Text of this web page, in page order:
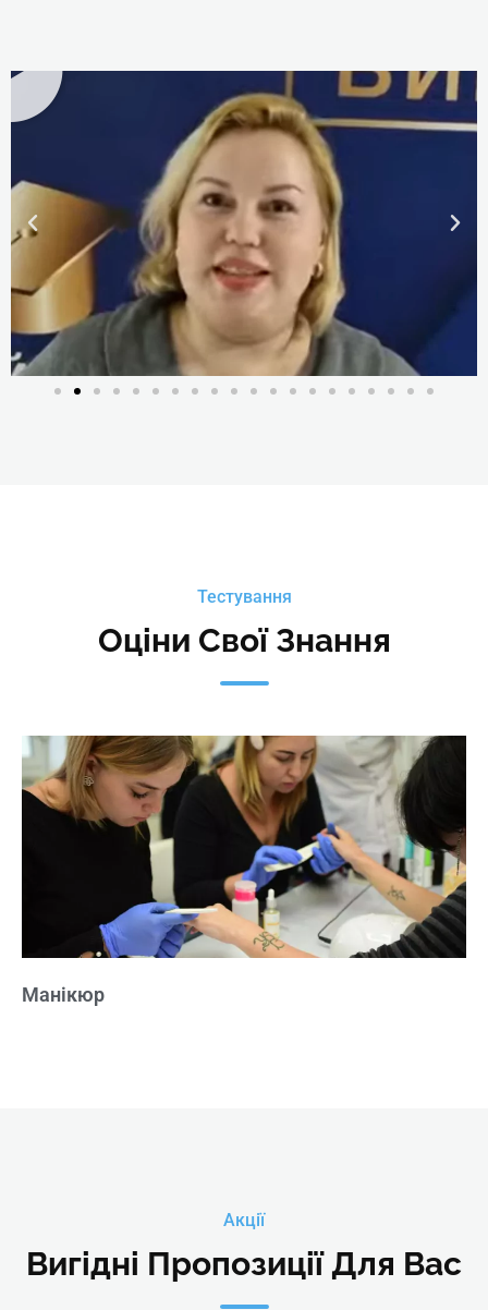
8. Чому клієнти йдуть? Чинники,
викликають невдоволення
9. Як зробити клієнтів
10. Управління скаргами.
конфліктів.
11. Чого хоче клієнт, коли подає
12. Поведінка, що сприяє
конфлікту.
Загальна кількість
Очне навчання (56 академ.
Тестування
Оціни Свої Знання
Манікюр
Акції
Вигідні Пропозиції Для Вас